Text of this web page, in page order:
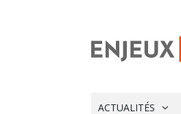
ACTUALITÉS